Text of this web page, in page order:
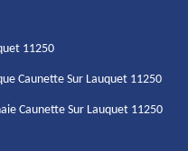
11250
Caunette Sur Lauquet 11250
Caunette Sur Lauquet 11250